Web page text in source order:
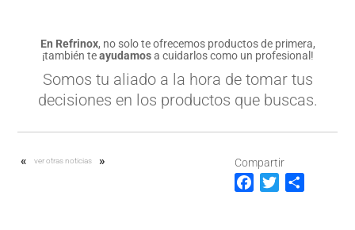
En Refrinox, no solo te ofrecemos productos de primera,
¡también teayudamosa cuidarlos como un profesional!
Somos tu aliado a la hora de tomar tus
decisiones en los productos que buscas.
Compartir
« ver otras noticias »